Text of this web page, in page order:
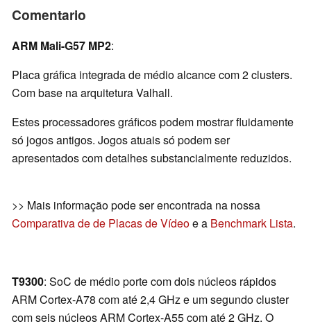
Comentario
ARM Mali-G57 MP2:
Placa gráfica integrada de médio alcance com 2 clusters.
Com base na arquitetura Valhall.
Estes processadores gráficos podem mostrar fluidamente
só jogos antigos. Jogos atuais só podem ser
apresentados com detalhes substancialmente reduzidos.
>> Mais informação pode ser encontrada na nossa
Comparativa de de Placas de Vídeoe a Benchmark Lista.
T9300: SoC de médio porte com dois núcleos rápidos
ARM Cortex-A78 com até 2,4 GHz e um segundo cluster
com seis núcleos ARM Cortex-A55 com até 2 GHz. O